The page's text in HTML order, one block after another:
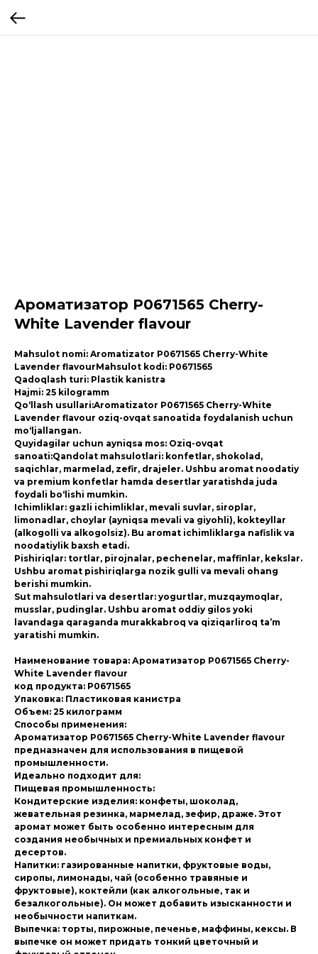
Ароматизатор P0671565 Cherry-
White Lavender flavour
Mahsulot nomi: Aromatizator P0671565 Cherry-White
Lavender flavourMahsulot kodi: P0671565
Qadoqlash turi: Plastik kanistra
Hajmi: 25 kilogramm
Qo‘llash usullari:Aromatizator P0671565 Cherry-White
Lavender flavour oziq-ovqat sanoatida foydalanish uchun
mo‘ljallangan.
Quyidagilar uchun ayniqsa mos: Oziq-ovqat
sanoati:Qandolat mahsulotlari: konfetlar, shokolad,
saqichlar, marmelad, zefir, drajeler. Ushbu aromat noodatiy
va premium konfetlar hamda desertlar yaratishda juda
foydali bo‘lishi mumkin.
Ichimliklar: gazli ichimliklar, mevali suvlar, siroplar,
limonadlar, choylar (ayniqsa mevali va giyohli), kokteyllar
(alkogolli va alkogolsiz). Bu aromat ichimliklarga nafislik va
noodatiylik baxsh etadi.
Pishiriqlar: tortlar, pirojnalar, pechenelar, maffinlar, kekslar.
Ushbu aromat pishiriqlarga nozik gulli va mevali ohang
berishi mumkin.
Sut mahsulotlari va desertlar: yogurtlar, muzqaymoqlar,
musslar, pudinglar. Ushbu aromat oddiy gilos yoki
lavandaga qaraganda murakkabroq va qiziqarliroq ta’m
yaratishi mumkin.
Наименование товара: Ароматизатор P0671565 Cherry-
White Lavender flavour
код продукта: P0671565
Упаковка: Пластиковая канистра
Объем: 25 килограмм
Способы применения:
Ароматизатор P0671565 Cherry-White Lavender flavour
предназначен для использования в пищевой
промышленности.
Идеально подходит для:
Пищевая промышленность:
Кондитерские изделия: конфеты, шоколад,
жевательная резинка, мармелад, зефир, драже. Этот
аромат может быть особенно интересным для
создания необычных и премиальных конфет и
десертов.
Напитки: газированные напитки, фруктовые воды,
сиропы, лимонады, чай (особенно травяные и
фруктовые), коктейли (как алкогольные, так и
безалкогольные). Он может добавить изысканности и
необычности напиткам.
Выпечка: торты, пирожные, печенье, маффины, кексы. В
выпечке он может придать тонкий цветочный и